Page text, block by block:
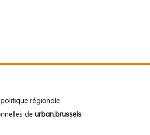
régionale
de urban.brussels,